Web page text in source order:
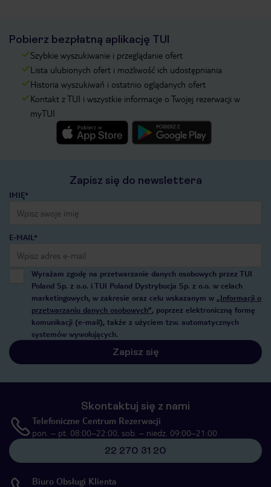
Pobierz bezpłatną aplikację TUI
Szybkie wyszukiwanie i przeglądanie ofert
Lista ulubionych ofert i możliwość ich udostępniania
Historia wyszukiwań i ostatnio oglądanych ofert
Kontakt z TUI i wszystkie informacje o Twojej rezerwacji w
myTUI
Zapisz się do newslettera
IMIĘ*
E-MAIL*
Wyrażam zgodę na przetwarzanie danych osobowych przez TUI
Poland Sp. z o.o. i TUI Poland Dystrybucja Sp. z o.o. w celach
marketingowych, w zakresie oraz celu wskazanym w „Informacji o
przetwarzaniu danych osobowych”, poprzez elektroniczną formę
komunikacji (e-mail), także z użyciem tzw. automatycznych
systemów wywołujących.
Zapisz się
Skontaktuj się z nami
Telefoniczne Centrum Rezerwacji
pon. – pt. 08:00–22:00, sob. – niedz. 09:00–21:00
22 270 31 20
Biuro Obsługi Klienta